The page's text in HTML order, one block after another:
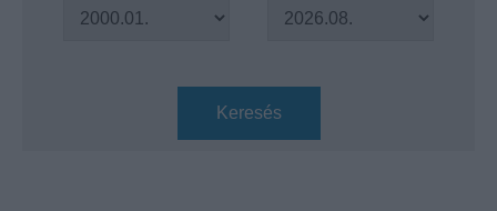
Keresés